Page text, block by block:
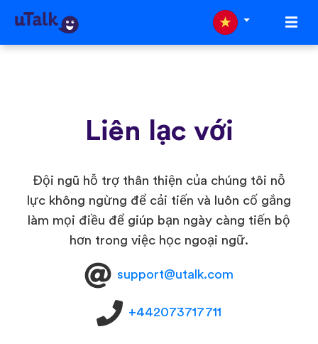
Liên lạc với
Đội ngũ hỗ trợ thân thiện của chúng tôi nỗ
lực không ngừng để cải tiến và luôn cố gắng
làm mọi điều để giúp bạn ngày càng tiến bộ
hơn trong việc học ngoại ngữ.
support@utalk.com
+442073717711